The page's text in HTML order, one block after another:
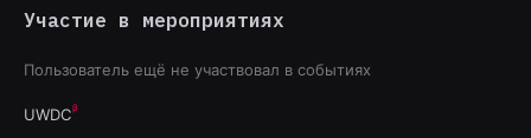
Участие в мероприятиях
Пользователь ещё не участвовал в событиях
UWDC